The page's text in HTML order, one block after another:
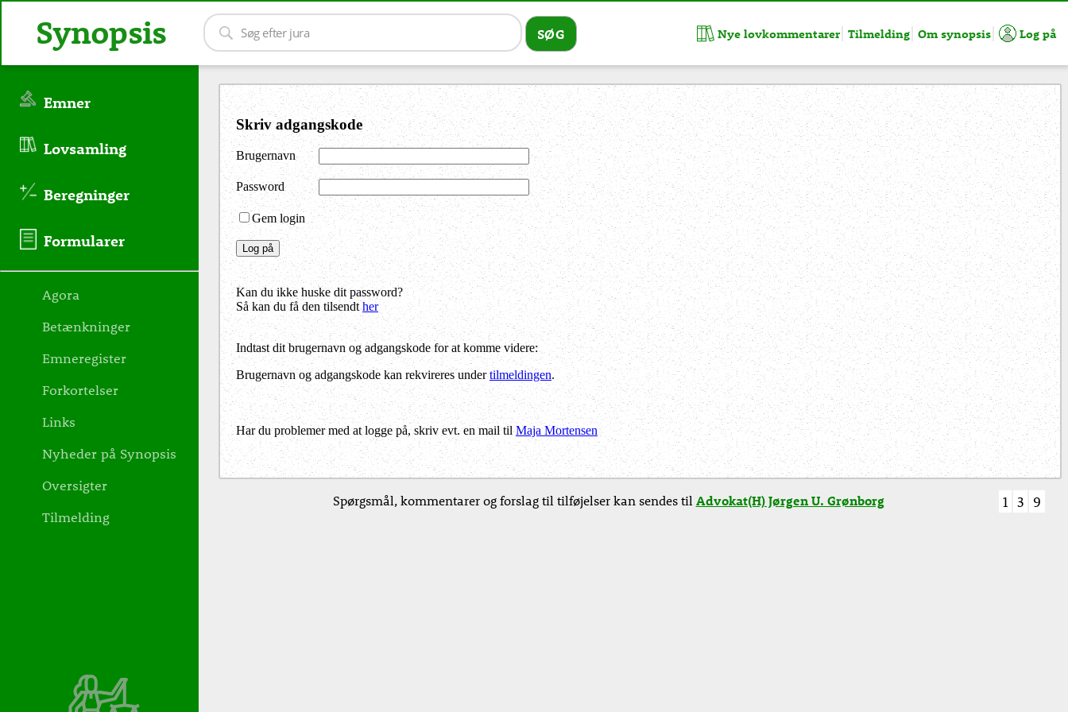
Skriv adgangskode
Brugernavn
Password
Gem login
Kan du ikke huske dit password?
Så kan du få den tilsendther
Indtast dit brugernavn og adgangskode for at komme videre:
Brugernavn og adgangskode kan rekvireres undertilmeldingen.
Har du problemer med at logge på, skriv evt. en mail tilMaja Mortensen
Emner
Lovsamling
Beregninger
Formularer
Agora
Betænkninger
Emneregister
Forkortelser
Links
Nyheder på Synopsis
Oversigter
Tilmelding
Synopsis Nye lovkommentarer Tilmelding Om synopsis Log på
Spørgsmål, kommentarer og forslag til tilføjelser kan sendes tilAdvokat(H) Jørgen U. Grønborg 1 3 9